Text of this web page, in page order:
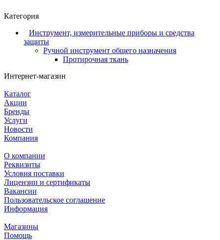
Категория
Инструмент, измерительные приборы и средства
защиты
Ручной инструмент общего назначения
Протирочная ткань
Интернет-магазин
Каталог
Акции
Бренды
Услуги
Новости
Компания
О компании
Реквизиты
Условия поставки
Лицензии и сертификаты
Вакансии
Пользовательское соглашение
Информация
Магазины
Помощь